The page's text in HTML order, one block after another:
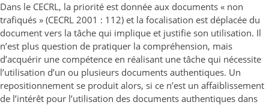
Dans le CECRL, la priorité est donnée aux documents « non
trafiqués » (CECRL 2001 : 112) et la focalisation est déplacée du
document vers la tâche qui implique et justifie son utilisation. Il
n’est plus question de pratiquer la compréhension, mais
d’acquérir une compétence en réalisant une tâche qui nécessite
l’utilisation d’un ou plusieurs documents authentiques. Un
repositionnement se produit alors, si ce n’est un affaiblissement
de l’intérêt pour l’utilisation des documents authentiques dans